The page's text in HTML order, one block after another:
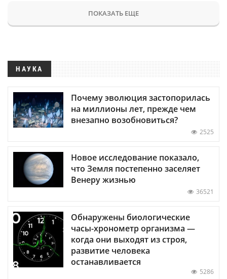
ПОКАЗАТЬ ЕЩЕ
НАУКА
Почему эволюция застопорилась
на миллионы лет, прежде чем
внезапно возобновиться?
2525
Новое исследование показало,
что Земля постепенно заселяет
Венеру жизнью
36521
Обнаружены биологические
часы-хронометр организма —
когда они выходят из строя,
развитие человека
останавливается
5286